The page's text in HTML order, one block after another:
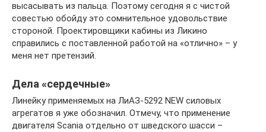
высасывать из пальца. Поэтому сегодня я с чистой
совестью обойду это сомнительное удовольствие
стороной. Проектировщики кабины из Ликино
справились с поставленной работой на «отлично» – у
меня нет претензий.
Дела «сердечные»
Линейку применяемых на ЛиАЗ-5292 NEW силовых
агрегатов я уже обозначил. Отмечу, что применение
двигателя Scania отдельно от шведского шасси –